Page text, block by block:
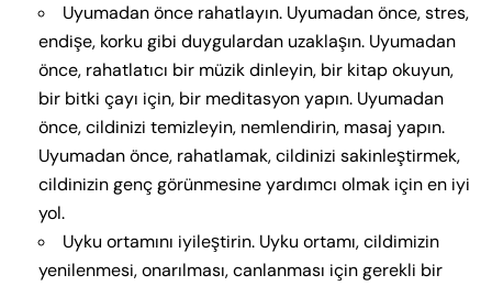
Uyumadan önce rahatlayın. Uyumadan önce, stres,
endişe, korku gibi duygulardan uzaklaşın. Uyumadan
önce, rahatlatıcı bir müzik dinleyin, bir kitap okuyun,
bir bitki çayı için, bir meditasyon yapın. Uyumadan
önce, cildinizi temizleyin, nemlendirin, masaj yapın.
Uyumadan önce, rahatlamak, cildinizi sakinleştirmek,
cildinizin genç görünmesine yardımcı olmak için en iyi
yol.
Uyku ortamını iyileştirin. Uyku ortamı, cildimizin
yenilenmesi, onarılması, canlanması için gerekli bir